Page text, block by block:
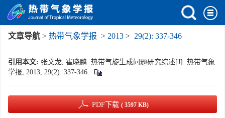
文章导航 > 热带气象学报 > 2013 > 29(2): 337-346
引用本文: 张文龙, 崔晓鹏. 热带气旋生成问题研究综述[J]. 热带气象
学报, 2013, 29(2): 337-346.
PDF下载 ( 3597 KB)